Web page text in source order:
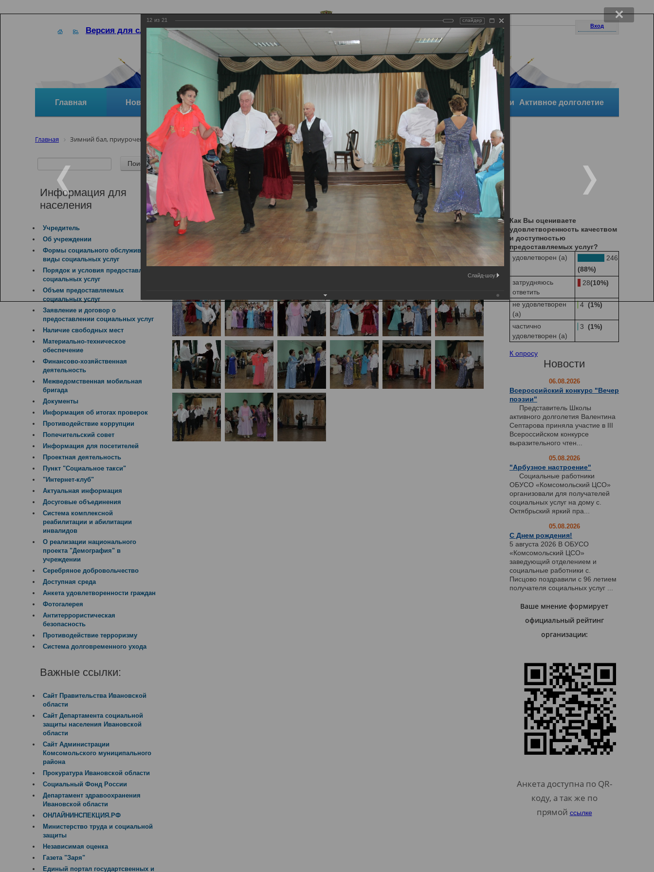
Версия для слабовидящих Вход
ОФИЦИАЛЬНЫЙ САЙТ
Главная Новости Отзывы и предложения Контакты Обратная связь Структура организации Активное долголетие
Главная Зимний бал, приуроченный ко дню памяти А.С.Пушкина Новости
Зимний бал, приуроченный ко дню памяти
А.С.Пушкина
Зимний бал, приуроченный ко дню памяти А.С.Пушкина
14.02.2019
Информация для
населения
Учредитель
Об учреждении
Формы социального обслуживания,
виды социальных услуг
Порядок и условия предоставления
социальных услуг
Объем предоставляемых
социальных услуг
Заявление и договор о
предоставлении социальных услуг
Наличие свободных мест
Материально-техническое
обеспечение
Финансово-хозяйственная
деятельность
Межведомственная мобильная
бригада
Документы
Информация об итогах проверок
Противодействие коррупции
Попечительский совет
Информация для посетителей
Проектная деятельность
Пункт "Социальное такси"
"Интернет-клуб"
Актуальная информация
Досуговые объединения
Система комплексной
реабилитации и абилитации
инвалидов
О реализации национального
проекта "Демография" в
учреждении
Серебряное добровольчество
Доступная среда
Анкета удовлетворенности граждан
Фотогалерея
Антитеррористическая
безопасность
Противодействие терроризму
Система долговременного ухода
Важные ссылки:
Сайт Правительства Ивановской
области
Сайт Департамента социальной
защиты населения Ивановской
области
Сайт Администрации
Комсомольского муниципального
района
Прокуратура Ивановской области
Социальный Фонд России
Департамент здравоохранения
Ивановской области
ОНЛАЙНИНСПЕКЦИЯ.РФ
Министерство труда и социальной
защиты
Независимая оценка
Газета "Заря"
Единый портал государтсвенных и
Как Вы оцениваете
удовлетворенность качеством
и доступностью
предоставляемых услуг?
удовлетворен (а)
246
(88%)
затрудняюсь
ответить
28(10%)
не удовлетворен
(а)
4 (1%)
частично
удовлетворен (а)
3 (1%)
К опросу
Новости
06.08.2026
Всероссийский конкурс "Вечер
поэзии"
Представитель Школы
активного долголетия Валентина
Септарова приняла участие в III
Всероссийском конкурсе
выразительного чтен...
05.08.2026
"Арбузное настроение"
Социальные работники
ОБУСО «Комсомольский ЦСО»
организовали для получателей
социальных услуг на дому с.
Октябрьский яркий пра...
05.08.2026
С Днем рождения!
5 августа 2026 В ОБУСО
«Комсомольский ЦСО»
заведующий отделением и
социальные работники с.
Писцово поздравили с 96 летием
получателя социальных услуг ...
Ваше мнение формирует
официальный рейтинг
организации:
Анкета доступна по QR-
коду, а так же по
прямой ссылке
12 из 21 слайдер
Слайд-шоу: